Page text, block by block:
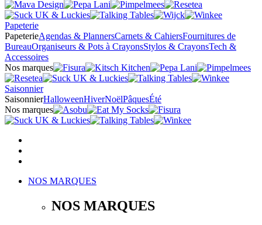
Papeterie
PapeterieAgendas & PlannersCarnets & CahiersFournitures de
BureauOrganiseurs & Pots à CrayonsStylos & CrayonsTech &
Accessoires
Nos marques
Saisonnier
SaisonnierHalloweenHiverNoëlPâquesÉté
Nos marques
NOS MARQUES
NOS MARQUES